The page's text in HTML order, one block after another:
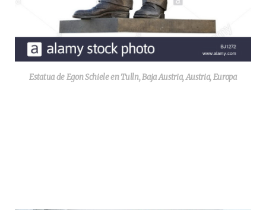
Estatua de Egon Schiele en Tulln, Baja Austria, Austria, Europa